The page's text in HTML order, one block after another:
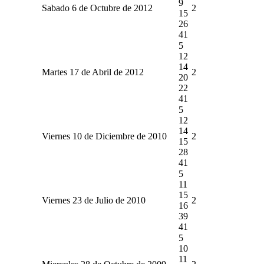
Sabado 6 de Octubre de 2012
9
15
26
41
2
Martes 17 de Abril de 2012
5
12
14
20
22
41
2
Viernes 10 de Diciembre de 2010
5
12
14
15
28
41
2
Viernes 23 de Julio de 2010
5
11
15
16
39
41
2
5
10
11